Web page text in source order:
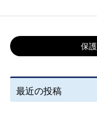
保
最近の投稿